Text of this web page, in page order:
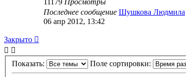
11179 Просмотры
Последнее сообщение Шушкова Людмила
06 апр 2012, 13:42
Закрыто
Показать: Поле сортировки: